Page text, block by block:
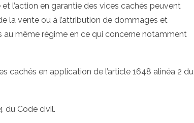
l’action en garantie des vices cachés peuvent
la vente ou à l’attribution de dommages et
au même régime en ce qui concerne notamment
cachés en application de l’article 1648 alinéa 2 du
du Code civil.